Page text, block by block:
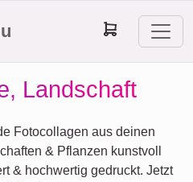
Landschaft
Fotocollagen aus deinen
& Pflanzen kunstvoll
& hochwertig gedruckt. Jetzt